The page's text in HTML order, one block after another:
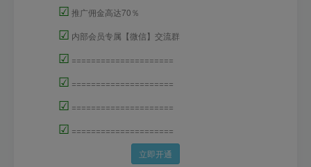
☑ 推广佣金高达70％
☑ 内部会员专属【微信】交流群
☑ =====================
☑ =====================
☑ =====================
☑ =====================
立即开通